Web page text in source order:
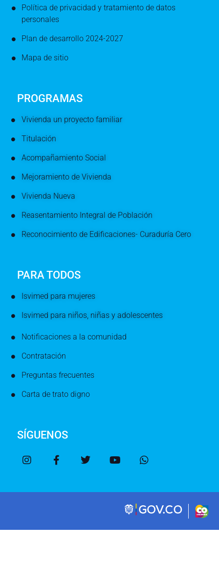
Política de privacidad y tratamiento de datos
personales
Plan de desarrollo 2024-2027
Mapa de sitio
PROGRAMAS
Vivienda un proyecto familiar
Titulación
Acompañamiento Social
Mejoramiento de Vivienda
Vivienda Nueva
Reasentamiento Integral de Población
Reconocimiento de Edificaciones- Curaduría Cero
PARA TODOS
Isvimed para mujeres
Isvimed para niños, niñas y adolescentes
Notificaciones a la comunidad
Contratación
Preguntas frecuentes
Carta de trato digno
SÍGUENOS